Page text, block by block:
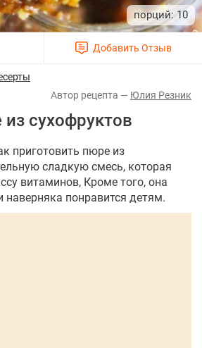
10
Юлия Резник
сухофруктов
приготовить пюре из
сладкую смесь, которая
витаминов, Кроме того, она
наверняка понравится детям.